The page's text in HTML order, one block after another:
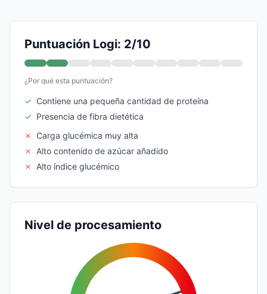
Puntuación Logi: 2/10
¿Por qué esta puntuación?
✓ Contiene una pequeña cantidad de proteína
✓ Presencia de fibra dietética
✗
Carga glucémica muy alta
✗
Alto contenido de azúcar añadido
✗
Alto índice glucémico
Nivel de procesamiento